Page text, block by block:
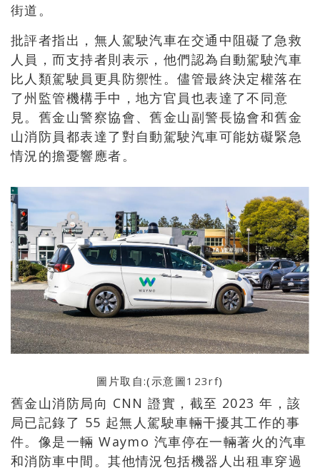
街道。
批評者指出，無人駕駛汽車在交通中阻礙了急救
人員，而支持者則表示，他們認為自動駕駛汽車
比人類駕駛員更具防禦性。儘管最終決定權落在
了州監管機構手中，地方官員也表達了不同意
見。舊金山警察協會、舊金山副警長協會和舊金
山消防員都表達了對自動駕駛汽車可能妨礙緊急
情況的擔憂響應者。
圖片取自:(示意圖123rf)
舊金山消防局向 CNN 證實，截至 2023 年，該
局已記錄了 55 起無人駕駛車輛干擾其工作的事
件。像是一輛 Waymo 汽車停在一輛著火的汽車
和消防車中間。其他情況包括機器人出租車穿過